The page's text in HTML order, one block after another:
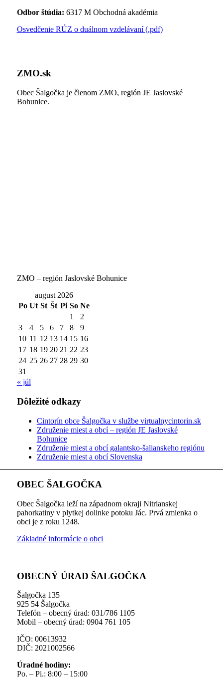
Odbor štúdia: 6317 M Obchodná akadémia
Osvedčenie RÚZ o duálnom vzdelávaní (.pdf)
ZMO.sk
Obec Šalgočka je členom ZMO, región JE Jaslovské
Bohunice.
ZMO – región Jaslovské Bohunice
august 2026
Po Ut St Št Pi So Ne
1
2
3
4 5 6 7 8
9
10 11 12 13 14 15 16
17 18 19 20 21 22 23
24 25 26 27 28 29 30
31
« júl
Dôležité odkazy
Cintorín obce Šalgočka v službe virtualnycintorin.sk
Združenie miest a obcí – región JE Jaslovské
Bohunice
Združenie miest a obcí galantsko-šalianskeho regiónu
Združenie miest a obcí Slovenska
OBEC ŠALGOČKA
Obec Šalgočka leží na západnom okraji Nitrianskej
pahorkatiny v plytkej dolinke potoku Jác. Prvá zmienka o
obci je z roku 1248.
Základné informácie o obci
OBECNÝ ÚRAD ŠALGOČKA
Šalgočka 135
925 54 Šalgočka
Telefón – obecný úrad: 031/786 1105
Mobil – obecný úrad: 0904 761 105
IČO: 00613932
DIČ: 2021002566
Úradné hodiny:
Po. – Pi.: 8:00 – 15:00